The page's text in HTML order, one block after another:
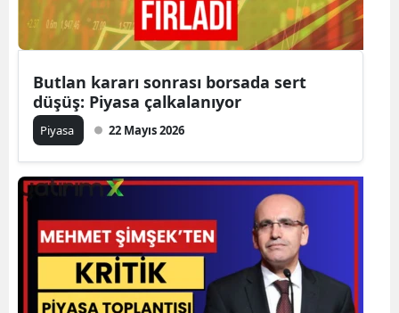
Butlan kararı sonrası borsada sert
düşüş: Piyasa çalkalanıyor
Piyasa 22 Mayıs 2026